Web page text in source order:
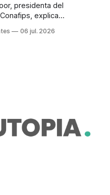
presidenta del
explica
el acceso a
06 jul. 2026